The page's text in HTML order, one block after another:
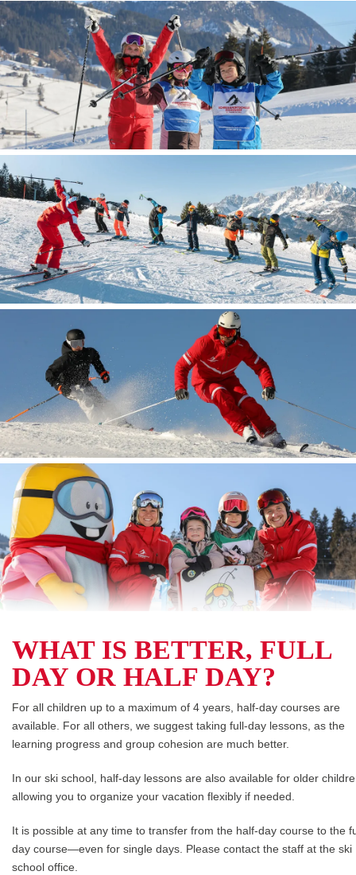
WHAT IS BETTER, FULL
DAY OR HALF DAY?
For all children up to a maximum of 4 years, half-day courses are
available. For all others, we suggest taking full-day lessons, as the
learning progress and group cohesion are much better.
In our ski school, half-day lessons are also available for older
allowing you to organize your vacation flexibly if needed.
It is possible at any time to transfer from the half-day course to the
day course—even for single days. Please contact the staff at the ski
school office.